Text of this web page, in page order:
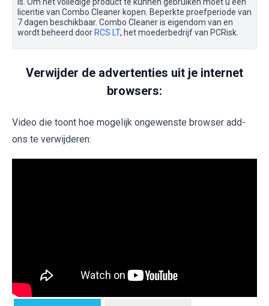
is. Om het volledige product te kunnen gebruiken moet u een
licentie van Combo Cleaner kopen. Beperkte proefperiode van
7 dagen beschikbaar. Combo Cleaner is eigendom van en
wordt beheerd door RCS LT, het moederbedrijf van PCRisk.
Verwijder de advertenties uit je internet
browsers:
Video die toont hoe mogelijk ongewenste browser add-
ons te verwijderen: